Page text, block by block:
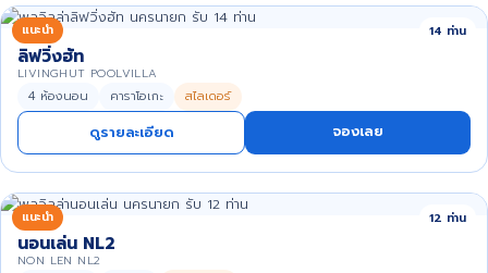
แนะนำ 14 ท่าน
ลิฟวิ่งฮัท
LIVINGHUT POOLVILLA
4 ห้องนอน คาราโอเกะ สไลเดอร์
ดูรายละเอียด จองเลย
แนะนำ 12 ท่าน
นอนเล่น NL2
NON LEN NL2